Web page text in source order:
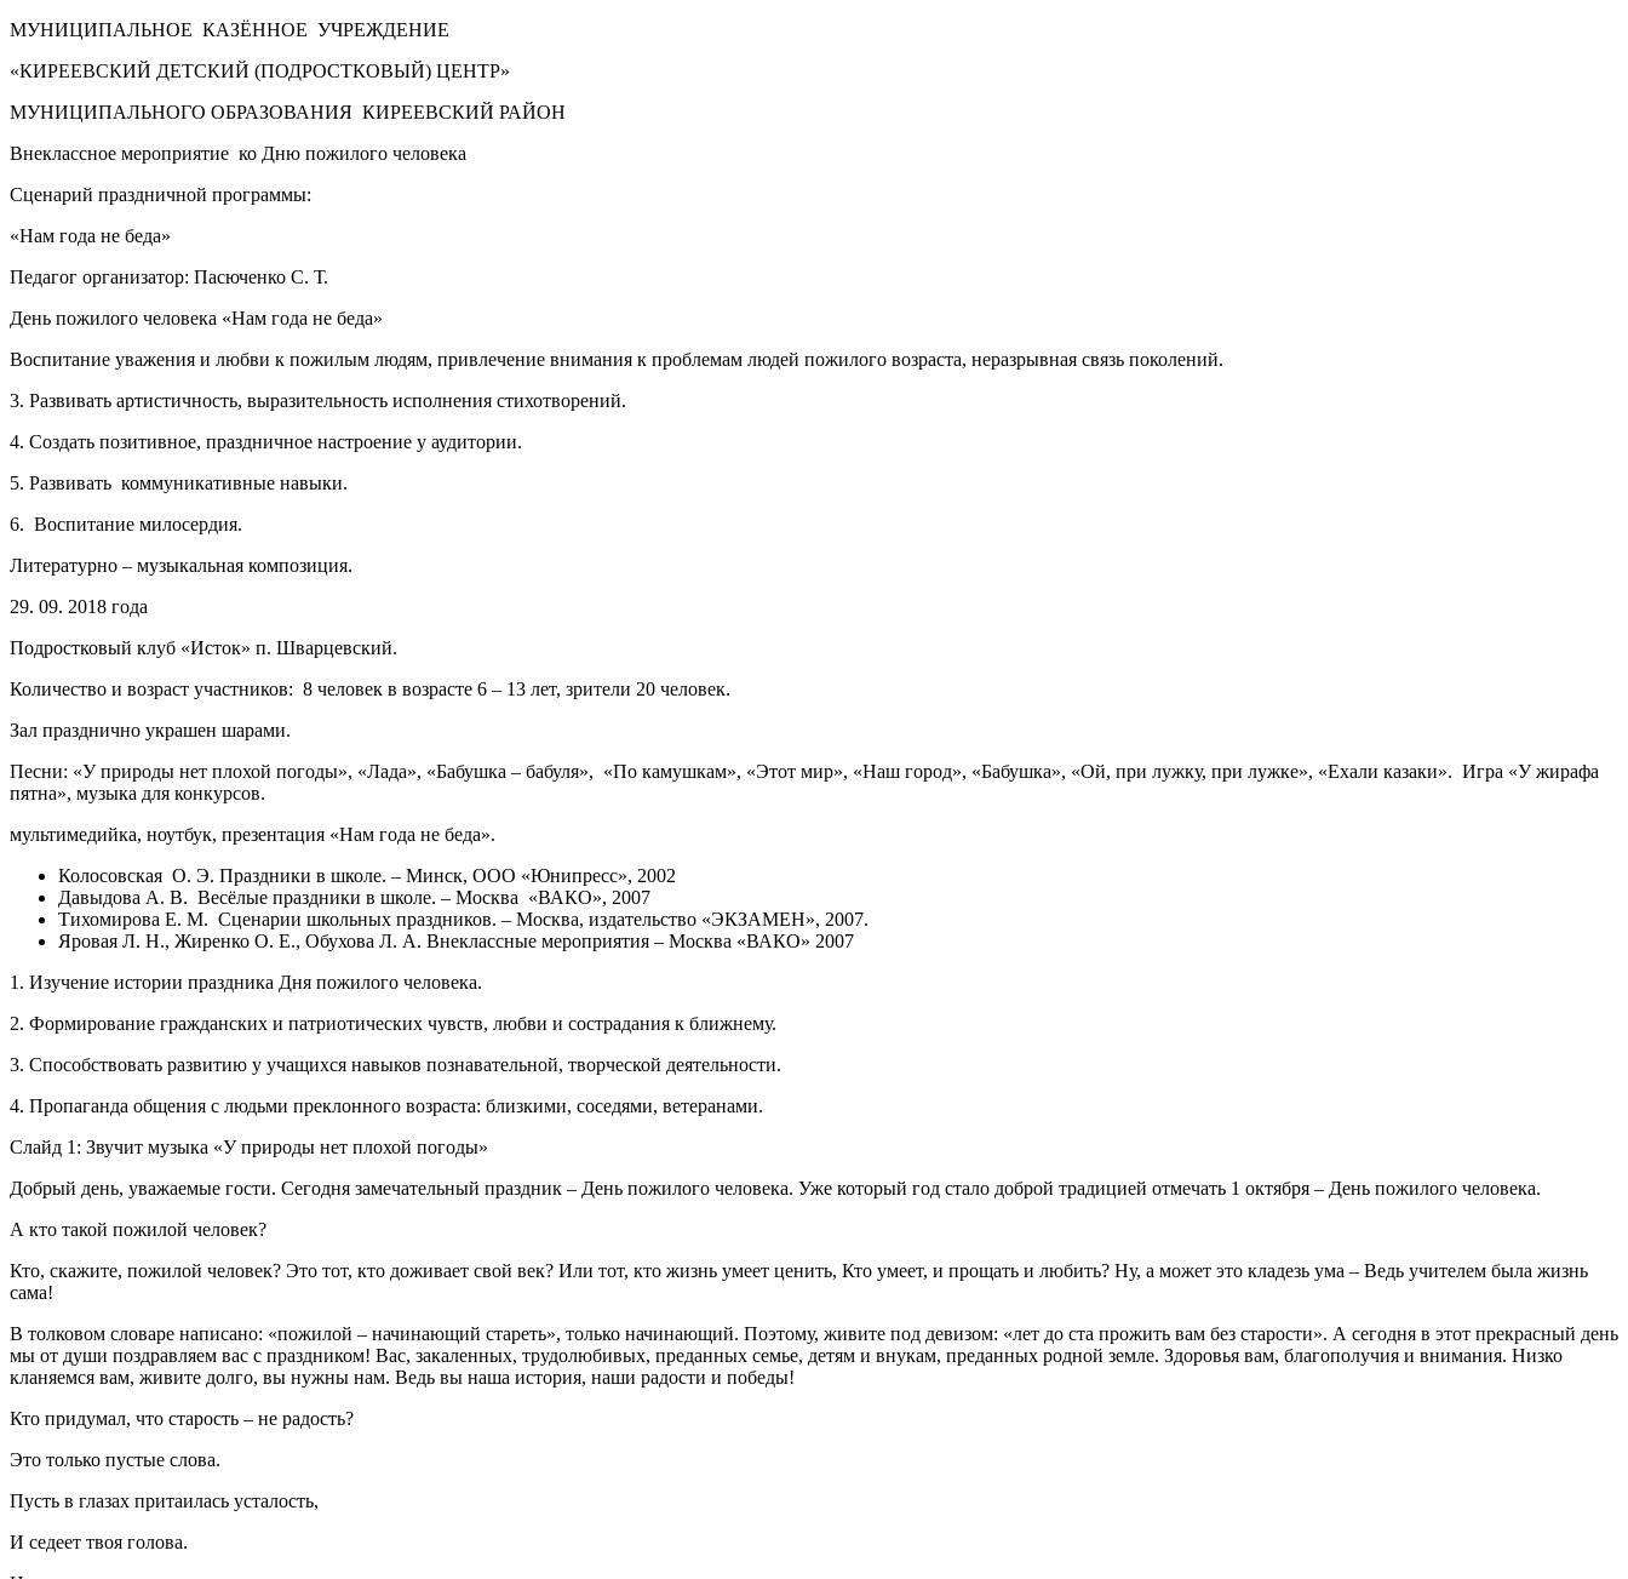
МУНИЦИПАЛЬНОЕ КАЗЁННОЕ УЧРЕЖДЕНИЕ
«КИРЕЕВСКИЙ ДЕТСКИЙ (ПОДРОСТКОВЫЙ) ЦЕНТР»
МУНИЦИПАЛЬНОГО ОБРАЗОВАНИЯ КИРЕЕВСКИЙ РАЙОН
Внеклассное мероприятие ко Дню пожилого человека
Сценарий праздничной программы:
«Нам года не беда»
Педагог организатор: Пасюченко С. Т.
День пожилого человека «Нам года не беда»
Воспитание уважения и любви к пожилым людям, привлечение внимания к проблемам людей пожилого возраста, неразрывная связь поколений.
3. Развивать артистичность, выразительность исполнения стихотворений.
4. Создать позитивное, праздничное настроение у аудитории.
5. Развивать коммуникативные навыки.
6. Воспитание милосердия.
Литературно – музыкальная композиция.
29. 09. 2018 года
Подростковый клуб «Исток» п. Шварцевский.
Количество и возраст участников: 8 человек в возрасте 6 – 13 лет, зрители 20 человек.
Зал празднично украшен шарами.
Песни: «У природы нет плохой погоды», «Лада», «Бабушка – бабуля», «По камушкам», «Этот мир», «Наш город», «Бабушка», «Ой, при лужку, при лужке», «Ехали казаки». Игра «У жирафа
пятна», музыка для конкурсов.
мультимедийка, ноутбук, презентация «Нам года не беда».
Колосовская О. Э. Праздники в школе. – Минск, ООО «Юнипресс», 2002
Давыдова А. В. Весёлые праздники в школе. – Москва «ВАКО», 2007
Тихомирова Е. М. Сценарии школьных праздников. – Москва, издательство «ЭКЗАМЕН», 2007.
Яровая Л. Н., Жиренко О. Е., Обухова Л. А. Внеклассные мероприятия – Москва «ВАКО» 2007
1. Изучение истории праздника Дня пожилого человека.
2. Формирование гражданских и патриотических чувств, любви и сострадания к ближнему.
3. Способствовать развитию у учащихся навыков познавательной, творческой деятельности.
4. Пропаганда общения с людьми преклонного возраста: близкими, соседями, ветеранами.
Слайд 1: Звучит музыка «У природы нет плохой погоды»
Добрый день, уважаемые гости. Сегодня замечательный праздник – День пожилого человека. Уже который год стало доброй традицией отмечать 1 октября – День пожилого человека.
А кто такой пожилой человек?
Кто, скажите, пожилой человек? Это тот, кто доживает свой век? Или тот, кто жизнь умеет ценить, Кто умеет, и прощать и любить? Ну, а может это кладезь ума – Ведь учителем была жизнь
сама!
В толковом словаре написано: «пожилой – начинающий стареть», только начинающий. Поэтому, живите под девизом: «лет до ста прожить вам без старости». А сегодня в этот прекрасный день
мы от души поздравляем вас с праздником! Вас, закаленных, трудолюбивых, преданных семье, детям и внукам, преданных родной земле. Здоровья вам, благополучия и внимания. Низко
кланяемся вам, живите долго, вы нужны нам. Ведь вы наша история, наши радости и победы!
Кто придумал, что старость – не радость?
Это только пустые слова.
Пусть в глазах притаилась усталость,
И седеет твоя голова.